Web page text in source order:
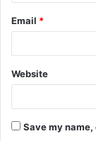
Email *
Website
Save my